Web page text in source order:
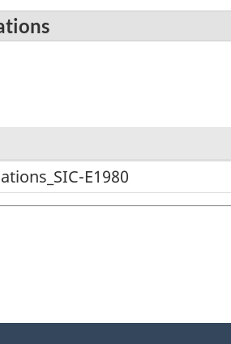
E1980